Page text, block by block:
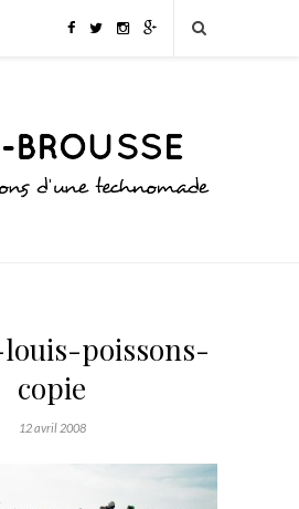
poissons-
copie
12 avril 2008